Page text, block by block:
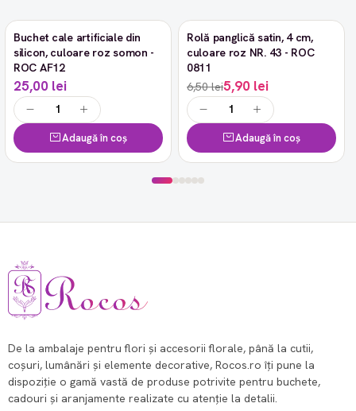
Buchet cale artificiale din
silicon, culoare roz somon -
ROC AF12
25,00 lei
Adaugă în coș
-9%
Rolă panglică satin, 4 cm,
culoare roz NR. 43 - ROC
0811
6,50 lei5,90 lei
Adaugă în coș
De la ambalaje pentru flori și accesorii florale, până la cutii,
coșuri, lumânări și elemente decorative, Rocos.ro îți pune la
dispoziție o gamă vastă de produse potrivite pentru buchete,
cadouri și aranjamente realizate cu atenție la detalii.